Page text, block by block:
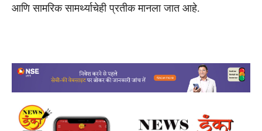
आणि सामरिक सामर्थ्याचेही प्रतीक मानला जात आहे.